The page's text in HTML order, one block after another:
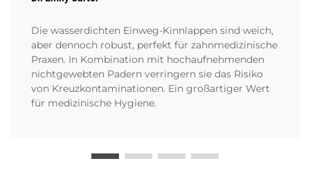
Die wasserdichten Einweg-Kinnlappen sind weich,
aber dennoch robust, perfekt für zahnmedizinische
Praxen. In Kombination mit hochaufnehmenden
nichtgewebten Padern verringern sie das Risiko
von Kreuzkontaminationen. Ein großartiger Wert
für medizinische Hygiene.